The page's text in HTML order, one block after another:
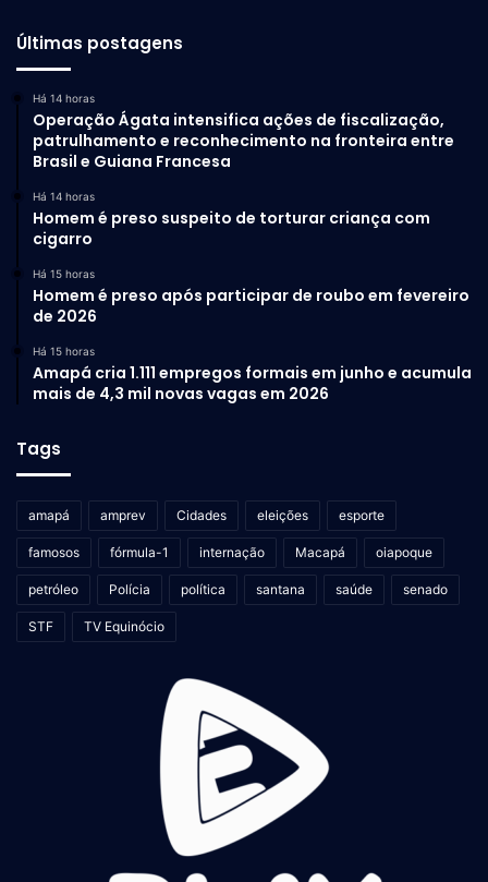
Últimas postagens
Há 14 horas
Operação Ágata intensifica ações de fiscalização,
patrulhamento e reconhecimento na fronteira entre
Brasil e Guiana Francesa
Há 14 horas
Homem é preso suspeito de torturar criança com
cigarro
Há 15 horas
Homem é preso após participar de roubo em fevereiro
de 2026
Há 15 horas
Amapá cria 1.111 empregos formais em junho e acumula
mais de 4,3 mil novas vagas em 2026
Tags
amapá amprev Cidades eleições esporte
famosos fórmula-1 internação Macapá oiapoque
petróleo Polícia política santana saúde senado
STF TV Equinócio